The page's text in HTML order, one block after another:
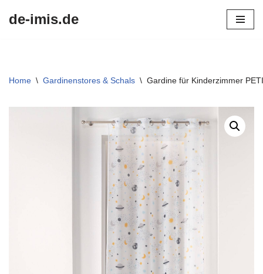
de-imis.de
Home \ Gardinenstores & Schals \ Gardine für Kinderzimmer